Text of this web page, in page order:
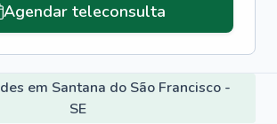
Agendar teleconsulta
em Santana do São Francisco -
SE